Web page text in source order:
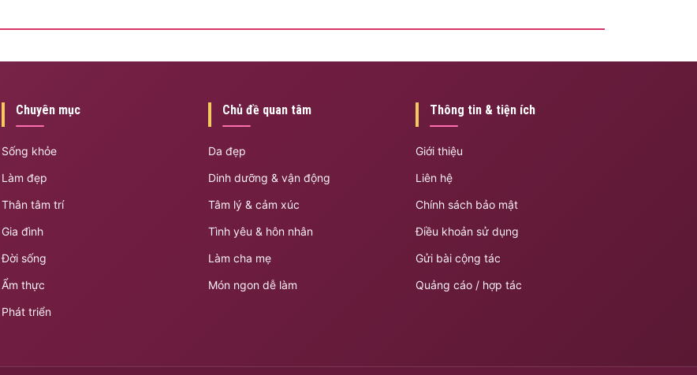
Chuyên mục
Sống khỏe
Làm đẹp
Thân tâm trí
Gia đình
Đời sống
Ẩm thực
Phát triển
Chủ đề quan tâm
Da đẹp
Dinh dưỡng & vận động
Tâm lý & cảm xúc
Tình yêu & hôn nhân
Làm cha mẹ
Món ngon dễ làm
Thông tin & tiện ích
Giới thiệu
Liên hệ
Chính sách bảo mật
Điều khoản sử dụng
Gửi bài cộng tác
Quảng cáo / hợp tác